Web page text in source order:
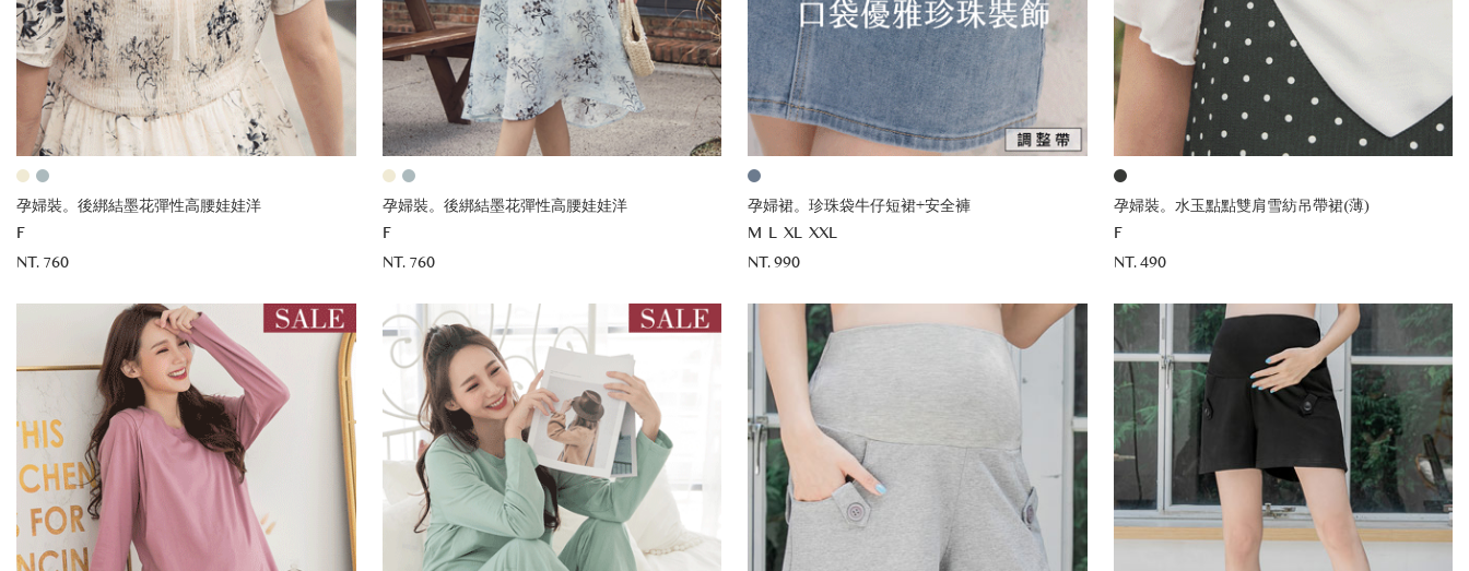
孕婦裝。後綁結墨花彈性高腰娃娃洋
F
NT. 760
孕婦裝。後綁結墨花彈性高腰娃娃洋
F
NT. 760
孕婦裙。珍珠袋牛仔短裙+安全褲
M L XL XXL
NT. 990
孕婦裝。水玉點點雙肩雪紡吊帶裙(薄)
F
NT. 490